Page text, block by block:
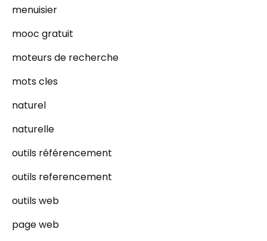
menuisier
mooc gratuit
moteurs de recherche
mots cles
naturel
naturelle
outils référencement
outils referencement
outils web
page web